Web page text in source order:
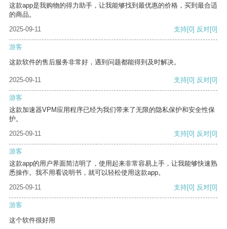
这款app是我购物的得力助手，让我能够找到最优惠的价格，买到最合适
的商品。
2025-09-11
支持[0] 反对[0]
游客
这款软件的售后服务非常好，遇到问题都能得到及时解决。
2025-09-11 支持[0] 反对[0]
游客
这款加速器VPM应用程序已经为我们带来了无限的隐私保护和安全性保
护。
2025-09-11
支持[0] 反对[0]
游客
这款app的用户界面简洁明了，使用起来非常容易上手，让我能够快速熟
悉操作。我不用看说明书，就可以轻松使用这款app。
2025-09-11
支持[0] 反对[0]
游客
这个软件很好用